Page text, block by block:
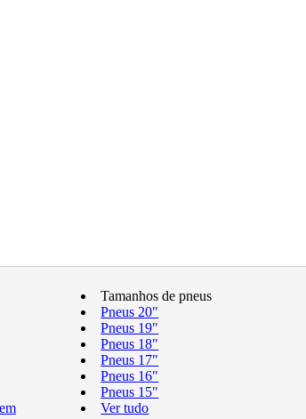
Tamanhos de pneus
Pneus 20"
Pneus 19"
Pneus 18"
Pneus 17"
Pneus 16"
Pneus 15"
Ver tudo